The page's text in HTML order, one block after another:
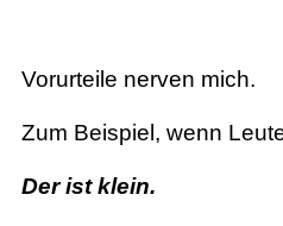
Vorurteile nerven mich.
Zum Beispiel, wenn
Der ist klein.